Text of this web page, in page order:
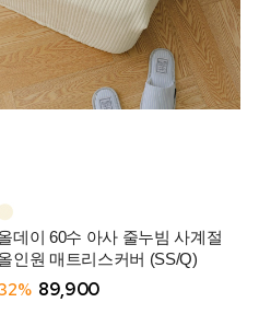
데이 60수 아사 줄누빔 사계절
인원 매트리스커버 (SS/Q)
89,900